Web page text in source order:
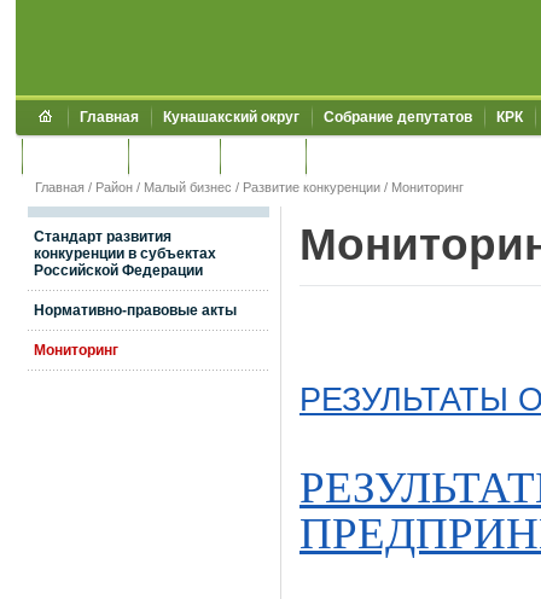
Главная Кунашакский округ Собрание депутатов КРК
Главная / Район / Малый бизнес / Развитие конкуренции / Мониторинг
Стандарт развития
конкуренции в субъектах
Российской Федерации
Нормативно-правовые акты
Мониторинг
РЕЗУЛЬТАТЫ